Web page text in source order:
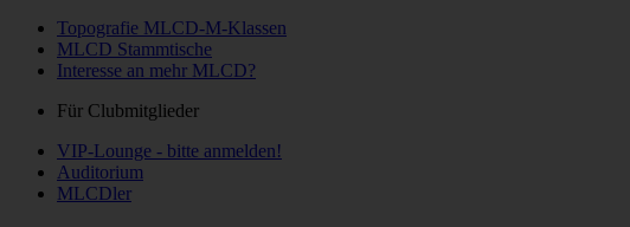
Topografie MLCD-M-Klassen
MLCD Stammtische
Interesse an mehr MLCD?
Für Clubmitglieder
VIP-Lounge - bitte anmelden!
Auditorium
MLCDler